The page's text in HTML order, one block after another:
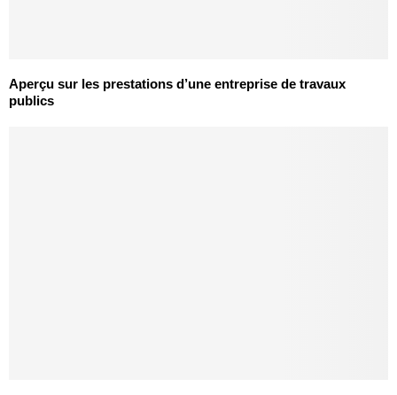
Aperçu sur les prestations d’une entreprise de travaux
publics